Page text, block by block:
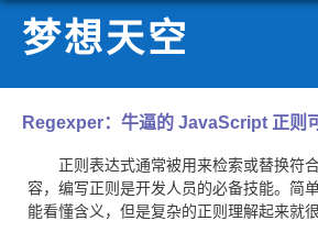
梦想天空
Regexper：牛逼的 JavaScript 正则
正则表达式通常被用来检索或替换符
容，编写正则是开发人员的必备技能。简
能看懂含义，但是复杂的正则理解起来就很